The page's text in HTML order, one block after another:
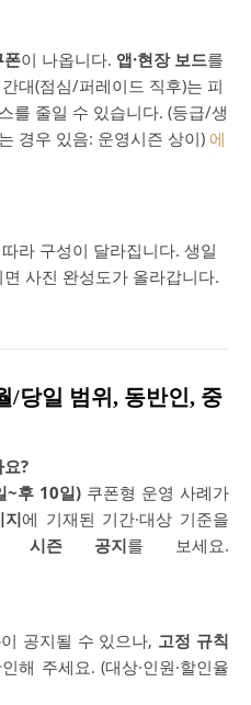
폰이 나옵니다. 앱·현장 보드를
대(점심/퍼레이드 직후)는 피
를 줄일 수 있습니다. (등급/생
경우 있음: 운영시즌 상이) 에
라 구성이 달라집니다. 생일
사진 완성도가 올라갑니다.
/당일 범위, 동반인, 중
요?
~후 10일) 쿠폰형 운영 사례가
지에 기재된 기간·대상 기준을
시즌 공지를 보세요.
이 공지될 수 있으나, 고정 규칙
해 주세요. (대상·인원·할인율